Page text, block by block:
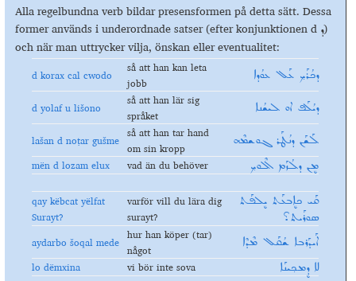
Alla regelbundna verb bildar presensformen på detta sätt. Dessa
former används i underordnade satser (efter konjunktionen d ܕ)
och när man uttrycker vilja, önskan eller eventualitet:
d korax cal cwodo
så att han kan leta
jobb
ܕܟܳܪܰܟ݂ ܥܰܠ ܥܘܳܕܐ
d yolaf u lišono
så att han lär sig
språket
ܕܝܳܠܰܦ ܐܘ ܠܝܫܳܢܐ
lašan d noṭar gušme så att han tar hand
om sin kropp
ܠܰܫܰܢ ܕܢܳܛܰܪ ܓܘܫܡܶܗ
mën d lozam elux vad än du behöver ܡܷܢ ܕܠܳܙܰܡ ܐܶܠܘܟ݂
qay këbcat yëlfat
Surayt?
varför vill du lära dig
surayt?
ܩܰܝ ܟܐܷܒܥܰܬ ܝܷܠܦܰܬ
ܣܘܪܰܝܬ؟
aydarbo šoqal mede hur han köper (tar)
något
ܐܰܝܕܰܪܒܐ ܫܳܩܰܠ ܡܶܕܶܐ
lo dëmxina vi bör inte sova ܠܐ ܕܷܡܟ݂ܝܢܰܐ